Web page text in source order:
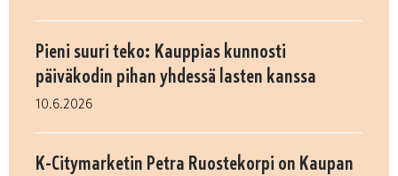
Pieni suuri teko: Kauppias kunnosti
päiväkodin pihan yhdessä lasten kanssa
10.6.2026
K-Citymarketin Petra Ruostekorpi on Kaupan